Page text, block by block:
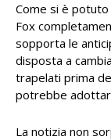
Come si è potuto
Fox
sopporta le
disposta a
trapelati prima
potrebbe
La notizia non